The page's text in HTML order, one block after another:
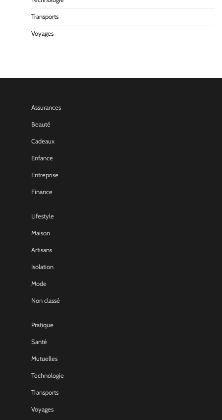
Transports
Voyages
Assurances
Beauté
Cadeaux
Enfance
Entreprise
Finance
Lifestyle
Maison
Artisans
Isolation
Mode
Non classé
Pratique
Santé
Mutuelles
Technologie
Transports
Voyages